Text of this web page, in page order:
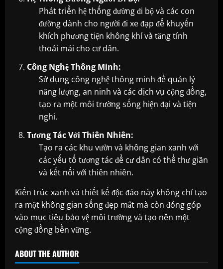
Phát triển hệ thống đường đi bộ và các con
đường dành cho người đi xe đạp để khuyến
khích phương tiện không khí và tăng tính
thoải mái cho cư dân.
Công Nghệ Thông Minh:
Sử dụng công nghệ thông minh để quản lý
năng lượng, an ninh và các dịch vụ cộng đồng,
tạo ra một môi trường sống hiện đại và tiện
nghi.
Tương Tác Với Thiên Nhiên:
Tạo ra các khu vườn và không gian xanh với
các yếu tố tương tác để cư dân có thể thư giãn
và kết nối với thiên nhiên.
Kiến trúc xanh và thiết kế độc đáo này không chỉ tạo
ra một không gian sống đẹp mắt mà còn đóng góp
vào mục tiêu bảo vệ môi trường và tạo nên một
cộng đồng bền vững.
ABOUT THE AUTHOR